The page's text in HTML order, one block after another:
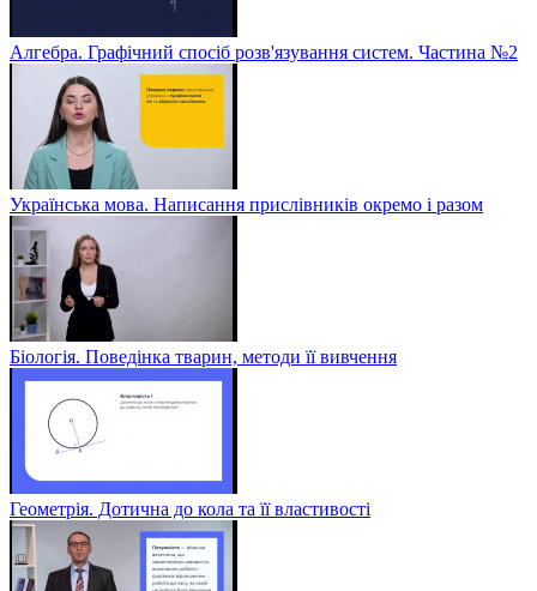
Алгебра. Графічний спосіб розв'язування систем. Частина №2
Українська мова. Написання прислівників окремо і разом
Біологія. Поведінка тварин, методи її вивчення
Геометрія. Дотична до кола та її властивості